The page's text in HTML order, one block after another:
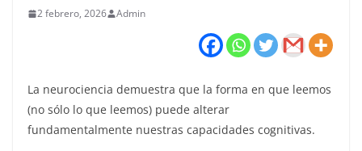
2 febrero, 2026 Admin
La neurociencia demuestra que la forma en que leemos
(no sólo lo que leemos) puede alterar
fundamentalmente nuestras capacidades cognitivas.